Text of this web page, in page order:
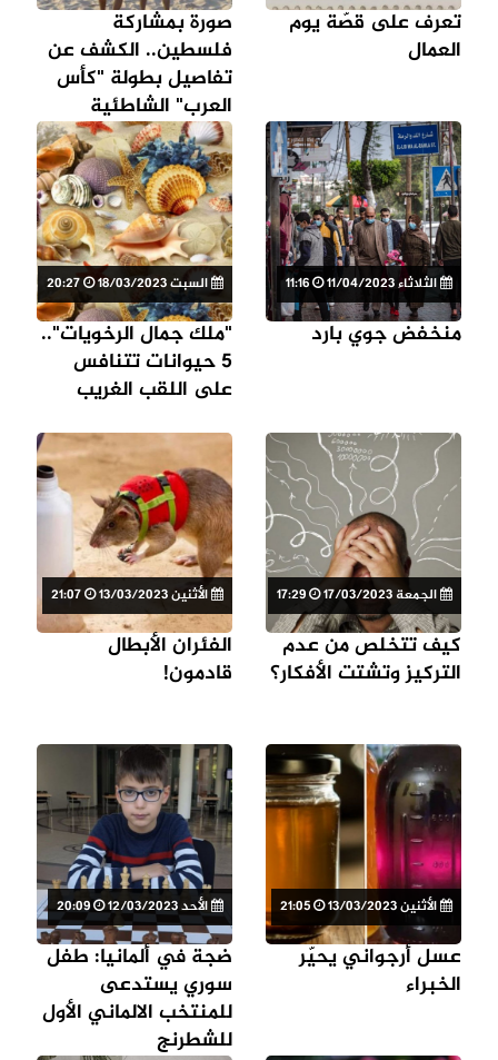
تعرف على قصّة يوم
العمال
صورة بمشاركة
فلسطين.. الكشف عن
تفاصيل بطولة "كأس
العرب" الشاطئية
الثلاثاء 11/04/2023
منخفض جوي بارد
السبت 18/03/2023
"ملك جمال الرخويات"..
5 حيوانات تتنافس
على اللقب الغريب
الجمعة 17/03/2023
كيف تتخلص من عدم
التركيز وتشتت الأفكار؟
الأثنين 13/03/2023
الفئران الأبطال
قادمون!
الأثنين 13/03/2023
عسل أرجواني يحيّر
الخبراء
الأحد 12/03/2023 20:09
ضجة في ألمانيا: طفل
سوري يستدعى
للمنتخب الالماني الأول
للشطرنج